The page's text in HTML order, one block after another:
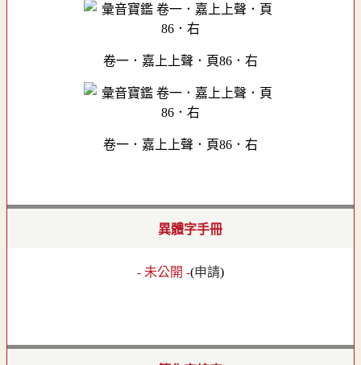
卷一．嘉上上聲．頁86．右
卷一．嘉上上聲．頁86．右
異體字手冊
- 未公開 -(申請)